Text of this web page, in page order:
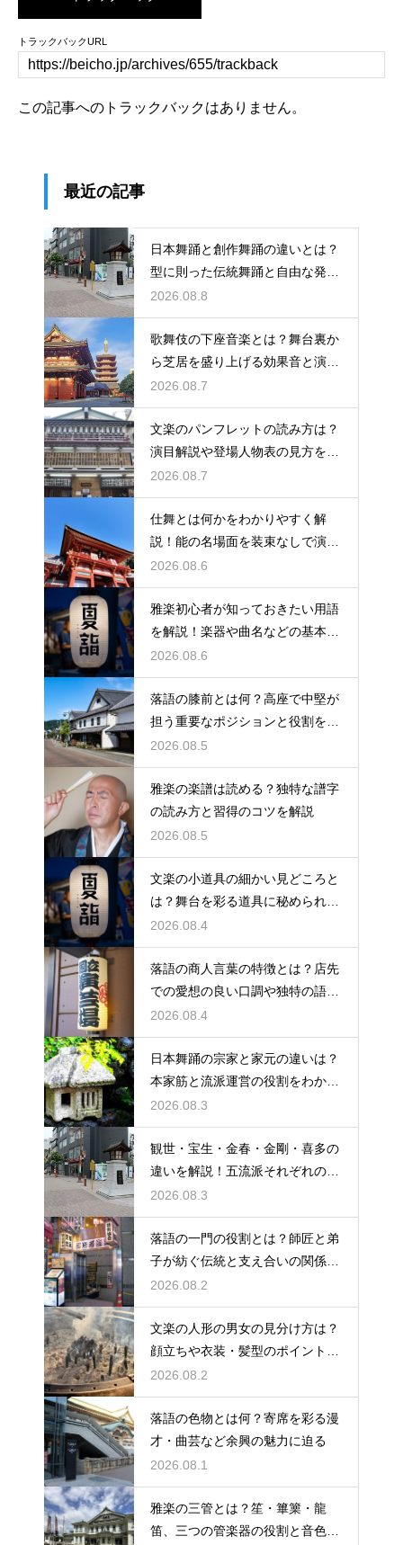
トラックバックURL
この記事へのトラックバックはありません。
最近の記事
日本舞踊と創作舞踊の違いとは？
型に則った伝統舞踊と自由な発想
の新作ダンス！表現の枠組みや題
材の違いを解説
2026.08.8
歌舞伎の下座音楽とは？舞台裏か
ら芝居を盛り上げる効果音と演奏
を解説
2026.08.7
文楽のパンフレットの読み方は？
演目解説や登場人物表の見方をわ
かりやすく紹介
2026.08.7
仕舞とは何かをわかりやすく解
説！能の名場面を装束なしで演じ
る独特な舞台の魅力に迫る
2026.08.6
雅楽初心者が知っておきたい用語
を解説！楽器や曲名などの基本を
やさしく紹介、これで専門用語も
怖くない
2026.08.6
落語の膝前とは何？高座で中堅が
担う重要なポジションと役割を解
説
2026.08.5
雅楽の楽譜は読める？独特な譜字
の読み方と習得のコツを解説
2026.08.5
文楽の小道具の細かい見どころと
は？舞台を彩る道具に秘められた
意味や豆知識を徹底解説
2026.08.4
落語の商人言葉の特徴とは？店先
での愛想の良い口調や独特の語尾
など、その言い回しの特徴を解説
2026.08.4
日本舞踊の宗家と家元の違いは？
本家筋と流派運営の役割をわかり
やすく解説
2026.08.3
観世・宝生・金春・金剛・喜多の
違いを解説！五流派それぞれの成
り立ちと芸風の特徴に迫る
2026.08.3
落語の一門の役割とは？師匠と弟
子が紡ぐ伝統と支え合いの関係を
解説
2026.08.2
文楽の人形の男女の見分け方は？
顔立ちや衣装・髪型のポイントか
ら男性役・女性役を解説
2026.08.2
落語の色物とは何？寄席を彩る漫
才・曲芸など余興の魅力に迫る
2026.08.1
雅楽の三管とは？笙・篳篥・龍
笛、三つの管楽器の役割と音色を